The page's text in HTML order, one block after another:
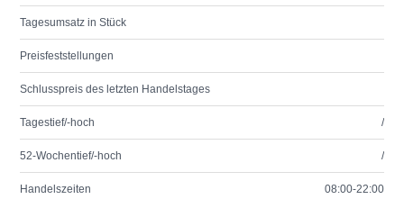
Tagesumsatz in Stück
Preisfeststellungen
Schlusspreis des letzten Handelstages
Tagestief/-hoch /
52-Wochentief/-hoch /
Handelszeiten 08:00-22:00